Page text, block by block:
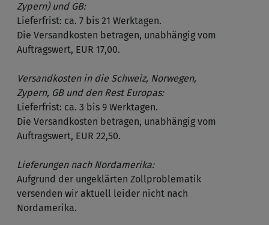
Zypern) und GB:
Lieferfrist: ca. 7 bis 21 Werktagen.
Die Versandkosten betragen, unabhängig vom
Auftragswert, EUR 17,00.
Versandkosten in die Schweiz, Norwegen,
Zypern, GB und den Rest Europas:
Lieferfrist: ca. 3 bis 9 Werktagen.
Die Versandkosten betragen, unabhängig vom
Auftragswert, EUR 22,50.
Lieferungen nach Nordamerika:
Aufgrund der ungeklärten Zollproblematik
versenden wir aktuell leider nicht nach
Nordamerika.